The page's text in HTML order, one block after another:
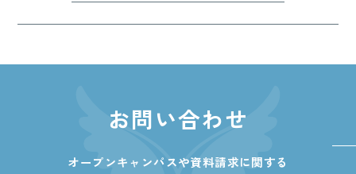
お問い合わせ
オープンキャンパスや資料請求に関する